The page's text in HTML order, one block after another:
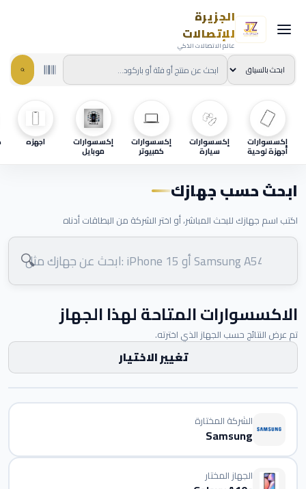
الجزيرة
للإتصالات
عالم الاتصالات الذكي
إكسسوارات
أجهزة لوحية
إكسسوارات
سيارة
إكسسوارات
كمبيوتر
إكسسوارات
موبايل
اجهزه
ابحث حسب جهازك
اكتب اسم جهازك للبحث المباشر، أو اختر الشركة من البطاقات أدناه
🔍
الاكسسوارات المتاحة لهذا الجهاز
تم عرض النتائج حسب الجهاز الذي اخترته.
تغيير الاختيار
الشركة المختارة
Samsung
الجهاز المختار